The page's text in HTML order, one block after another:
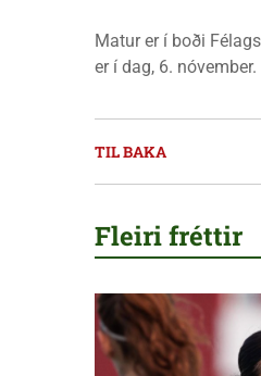
Matur er í boði
er í dag, 6. nóvember.
TIL BAKA
Fleiri fréttir